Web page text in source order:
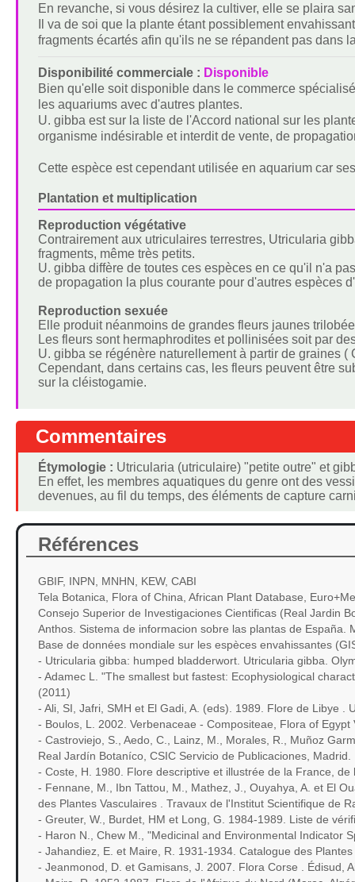
En revanche, si vous désirez la cultiver, elle se plaira
Il va de soi que la plante étant possiblement
fragments écartés afin qu'ils ne se répandent pas dans
Disponibilité commerciale : Disponible
Bien qu'elle soit disponible dans le commerce
les aquariums avec d'autres plantes.
U. gibba est sur la liste de l'Accord national sur les
organisme indésirable et interdit de vente, de
Cette espèce est cependant utilisée en aquarium car
Plantation et multiplication
Reproduction végétative
Contrairement aux utriculaires terrestres, Utricularia
fragments, même très petits.
U. gibba diffère de toutes ces espèces en ce qu'il n'a
de propagation la plus courante pour d'autres espèces
Reproduction sexuée
Elle produit néanmoins de grandes fleurs jaunes
Les fleurs sont hermaphrodites et pollinisées soit par
U. gibba se régénère naturellement à partir de graines
Cependant, dans certains cas, les fleurs peuvent être
sur la cléistogamie.
Commentaires
Étymologie : Utricularia (utriculaire) "petite outre" et
En effet, les membres aquatiques du genre ont des
devenues, au fil du temps, des éléments de capture
Références
GBIF, INPN, MNHN, KEW, CABI
Tela Botanica, Flora of China, African Plant Database,
Consejo Superior de Investigaciones Cientificas (Real Jardin
Anthos. Sistema de informacion sobre las plantas de España.
Base de données mondiale sur les espèces envahissantes
- Utricularia gibba: humped bladderwort. Utricularia gibba.
- Adamec L. "The smallest but fastest: Ecophysiological
(2011)
- Ali, SI, Jafri, SMH et El Gadi, A. (eds). 1989. Flore de Libye .
- Boulos, L. 2002. Verbenaceae - Compositeae, Flora of Egypt
- Castroviejo, S., Aedo, C., Lainz, M., Morales, R., Muñoz
Real Jardín Botaníco, CSIC Servicio de Publicaciones, Madrid.
- Coste, H. 1980. Flore descriptive et illustrée de la France,
- Fennane, M., Ibn Tattou, M., Mathez, J., Ouyahya, A. et El
des Plantes Vasculaires . Travaux de l'Institut Scientifique de
- Greuter, W., Burdet, HM et Long, G. 1984-1989. Liste de
- Haron N., Chew M., "Medicinal and Environmental Indicator
- Jahandiez, E. et Maire, R. 1931-1934. Catalogue des
- Jeanmonod, D. et Gamisans, J. 2007. Flora Corse . Édisud,